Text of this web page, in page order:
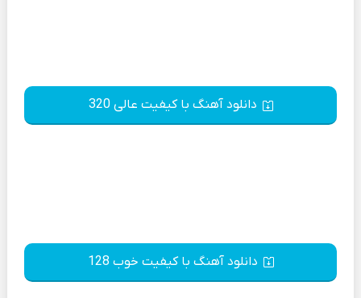
دانلود آهنگ با کیفیت عالی 320
دانلود آهنگ با کیفیت خوب 128